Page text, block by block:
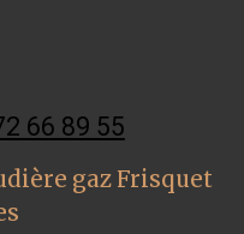
66 89 55
gaz Frisquet